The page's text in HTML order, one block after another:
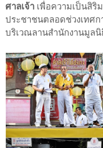
ศาลเจ้า เพื่อความเป็นสิริ
ประชาชนตลอดช่วงเทศ
บริเวณลานสำนักงานมูลนิ